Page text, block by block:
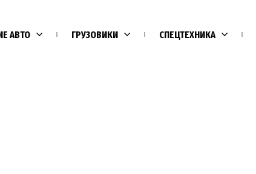
АВТО ГРУЗОВИКИ СПЕЦТЕХНИКА